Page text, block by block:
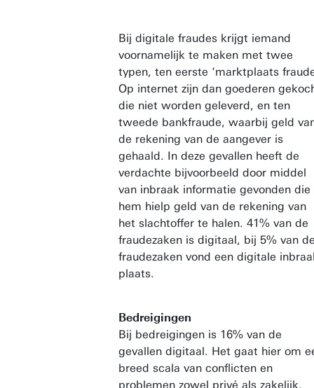
Bij digitale fraudes krijgt iemand
voornamelijk te maken met twee
typen, ten eerste ‘marktplaats
Op internet zijn dan goederen
die niet worden geleverd, en ten
tweede bankfraude, waarbij geld
de rekening van de aangever is
gehaald. In deze gevallen heeft de
verdachte bijvoorbeeld door middel
van inbraak informatie gevonden die
hem hielp geld van de rekening van
het slachtoffer te halen. 41% van de
fraudezaken is digitaal, bij 5% van
fraudezaken vond een digitale
plaats.
Bedreigingen
Bij bedreigingen is 16% van de
gevallen digitaal. Het gaat hier om
breed scala van conflicten en
problemen zowel privé als zakelijk,